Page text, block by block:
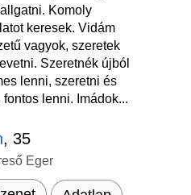
Komoly
keresek. Vidám
vagyok, szeretek
Szeretnék újból
lenni, szeretni és
fontos lenni. Imádok...
, 35
Eger